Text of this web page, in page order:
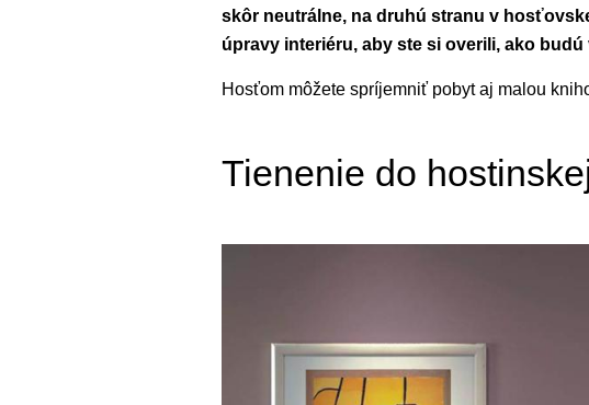
skôr neutrálne, na druhú stranu v
úpravy interiéru, aby ste si overili, ako
Hosťom môžete spríjemniť pobyt aj malou
Tienenie do